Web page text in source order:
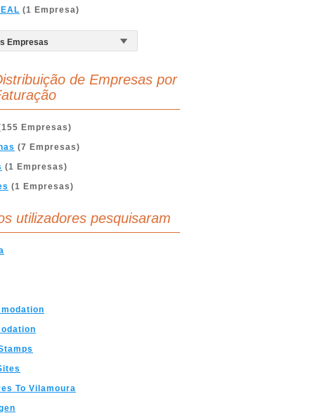
(1 Empresa)
de Empresas por
Empresas)
(7 Empresas)
(1 Empresas)
(1 Empresas)
utilizadores pesquisaram
To Vilamoura